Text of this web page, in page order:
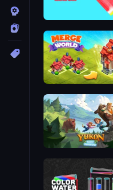
Merge World
Yukon: Family Adventure